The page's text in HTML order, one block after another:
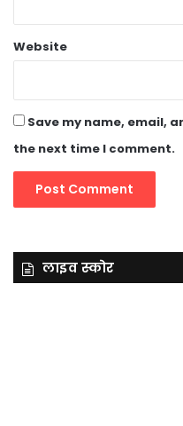
Website
Save my name, email,
the next time I comment.
लाइव स्कोर